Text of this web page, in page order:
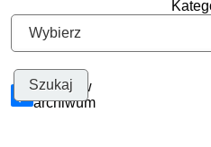
Szukaj w
archiwum